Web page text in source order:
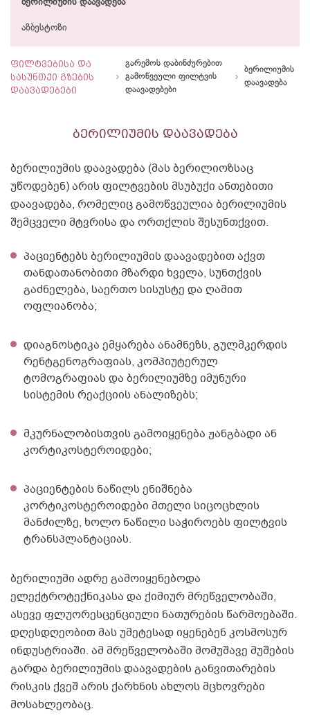
ბერილიუმის დაავადება
აზბესტოზი
ფილტვებისა და
სასუნთქი გზების
დაავადებები
გარემოს დაბინძურებით
გამოწვეული ფილტვის
დაავადებები
ბერილიუმის
დაავადება
ბერილიუმის დაავადება
ბერილიუმის დაავადება (მას ბერილიოზსაც
უწოდებენ) არის ფილტვების მსუბუქი ანთებითი
დაავადება, რომელიც გამოწვეულია ბერილიუმის
შემცველი მტვრისა და ორთქლის შესუნთქვით.
პაციენტებს ბერილიუმის დაავადებით აქვთ
თანდათანობითი მზარდი ხველა, სუნთქვის
გაძნელება, საერთო სისუსტე და ღამით
ოფლიანობა;
დიაგნოსტიკა ემყარება ანამნეზს, გულმკერდის
რენტგენოგრაფიას, კომპიუტერულ
ტომოგრაფიას და ბერილიუმზე იმუნური
სისტემის რეაქციის ანალიზებს;
მკურნალობისთვის გამოიყენება ჟანგბადი ან
კორტიკოსტეროიდები;
პაციენტების ნაწილს ენიშნება
კორტიკოსტეროიდები მთელი სიცოცხლის
მანძილზე, ხოლო ნაწილი საჭიროებს ფილტვის
ტრანსპლანტაციას.
ბერილიუმი ადრე გამოიყენებოდა
ელექტროტექნიკასა და ქიმიურ მრეწველობაში,
ასევე ფლუორესცენციული ნათურების წარმოებაში.
დღესდღეობით მას უმეტესად იყენებენ კოსმოსურ
ინდუსტრიაში. ამ მრეწველობაში მომუშავე მუშების
გარდა ბერილიუმის დაავადების განვითარების
რისკის ქვეშ არის ქარხნის ახლოს მცხოვრები
მოსახლეობაც.